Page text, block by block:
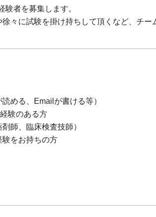
験者を募集します。
々に試験を掛け持ちして頂くなど、チー
める、Emailが書ける等）
験のある方
師、臨床検査技師）
験をお持ちの方